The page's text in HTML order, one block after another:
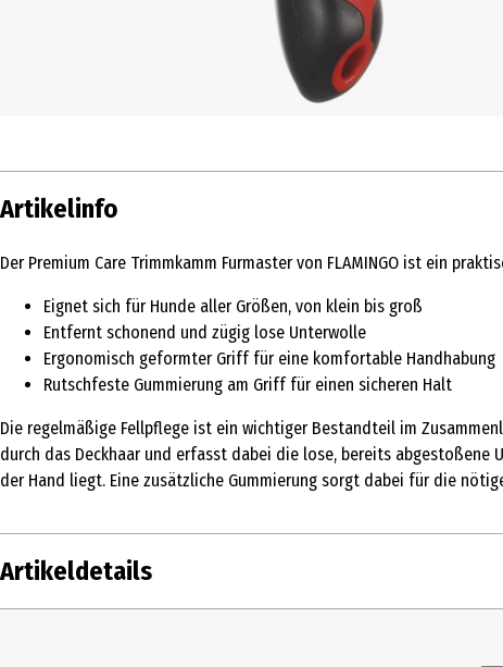
Artikelinfo
Der Premium Care Trimmkamm Furmaster von FLAMINGO ist ein
Eignet sich für Hunde aller Größen, von klein bis groß
Entfernt schonend und zügig lose Unterwolle
Ergonomisch geformter Griff für eine komfortable Handhabung
Rutschfeste Gummierung am Griff für einen sicheren Halt
Die regelmäßige Fellpflege ist ein wichtiger Bestandteil im
durch das Deckhaar und erfasst dabei die lose, bereits
der Hand liegt. Eine zusätzliche Gummierung sorgt dabei für die
Artikeldetails